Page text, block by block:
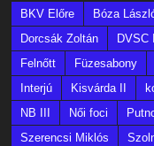
BKV Előre Bóza
Dorcsák Zoltán
DVSC II
Felnőtt
Füzesabony
Interjú
Kisvárda II
NB III
Női foci
Szerencsi Miklós